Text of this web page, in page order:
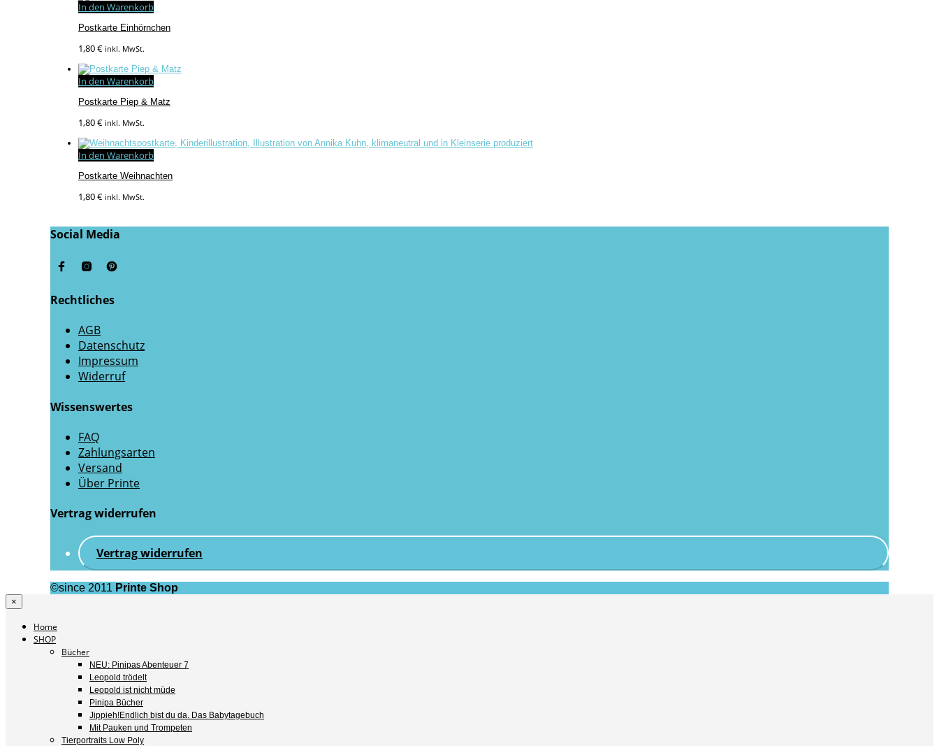
In den Warenkorb
Postkarte Einhörnchen
1,80€ inkl. MwSt.
In den Warenkorb
Postkarte Piep & Matz
1,80€ inkl. MwSt.
In den Warenkorb
Postkarte Weihnachten
1,80€ inkl. MwSt.
Social Media
Rechtliches
AGB
Datenschutz
Impressum
Widerruf
Wissenswertes
FAQ
Zahlungsarten
Versand
Über Printe
Vertrag widerrufen
Vertrag widerrufen
©since 2011 Printe Shop
×
Home
SHOP
Bücher
NEU: Pinipas Abenteuer 7
Leopold trödelt
Leopold ist nicht müde
Pinipa Bücher
Jippieh!Endlich bist du da. Das Babytagebuch
Mit Pauken und Trompeten
Tierportraits Low Poly